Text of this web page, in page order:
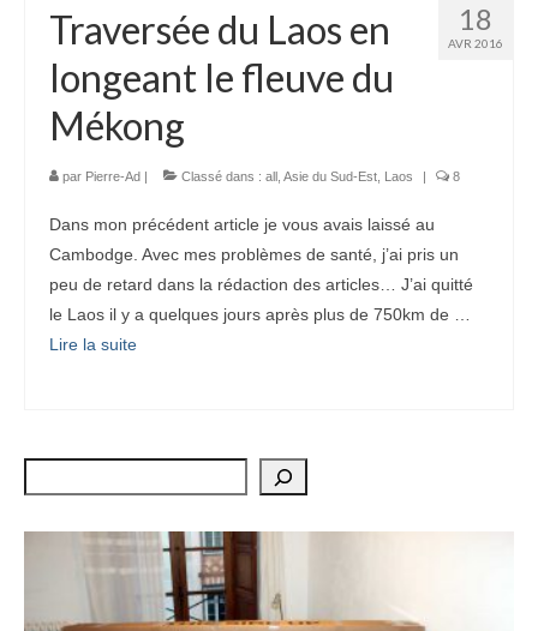
18
AVR 2016
Traversée du Laos en
longeant le fleuve du
Mékong
par Pierre-Ad | Classé dans : all Asie du Sud-Est Laos | 8
Dans mon précédent article je vous avais laissé au
Cambodge. Avec mes problèmes de santé, j’ai pris un
peu de retard dans la rédaction des articles… J’ai quitté
le Laos il y a quelques jours après plus de 750km de …
Lire la suite­­